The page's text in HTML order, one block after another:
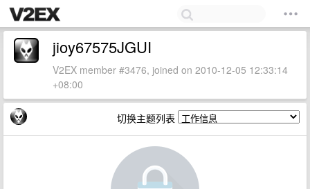
jioy67575JGUI
V2EX member #3476, joined on 2010-12-05 12:33:14
+08:00
切换主题列表